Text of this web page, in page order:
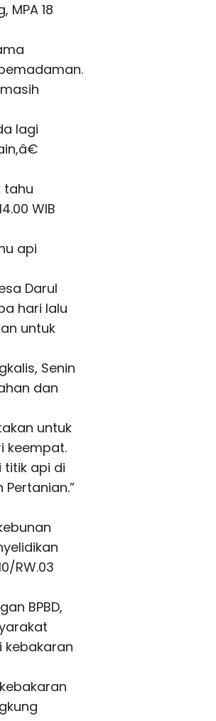
MPA 18
lagi
tahu
WIB
api
Darul
hari lalu
untuk
Senin
dan
untuk
keempat.
titik api di
RW.03
BPBD,
kebakaran